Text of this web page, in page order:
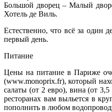
Большой дворец – Малый
Хотель де Виль.
Естественно, что всё за один
первый день.
Питание
Цены на питание в Париже
(www.monoprix.fr), который
салаты (от 2 евро), вина (от
ресторанах вам выльется в
пополнить в любом